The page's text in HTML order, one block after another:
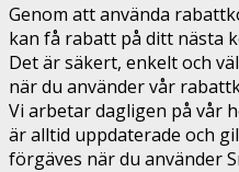
Genom att använda
kan få rabatt på ditt nästa
Det är säkert, enkelt och
när du använder vår
Vi arbetar dagligen på vår
är alltid uppdaterade och
förgäves när du använder